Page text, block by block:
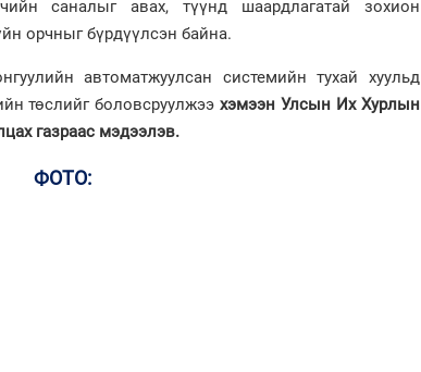
саналыг авах, түүнд шаардлагатай зохион
орчныг бүрдүүлсэн байна.
автоматжуулсан системийн тухай хуульд
төслийг боловсруулжээхэмээн Улсын Их Хурлын
газраас мэдээлэв.
ФОТО: